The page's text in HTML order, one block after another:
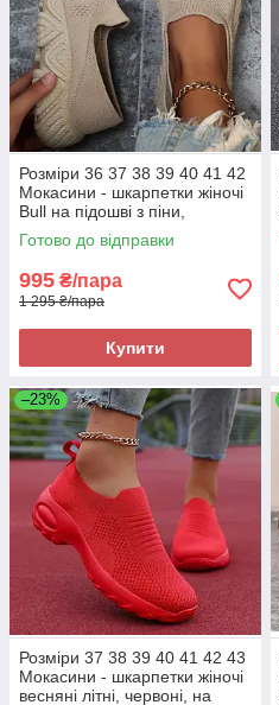
Розміри 36 37 38 39 40 41 42
Мокасини - шкарпетки жіночі
Bull на підошві з піни,
текстиль, хакі бежеві, легкі та
зручні
Готово до відправки
995 ₴/пара
1 295 ₴/пара
Купити
–23%
Розміри 37 38 39 40 41 42 43
Мокасини - шкарпетки жіночі
весняні літні, червоні, на